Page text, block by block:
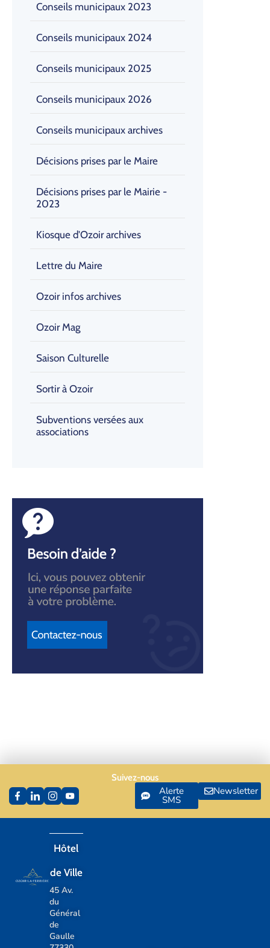
Conseils municipaux 2023
Conseils municipaux 2024
Conseils municipaux 2025
Conseils municipaux 2026
Conseils municipaux archives
Décisions prises par le Maire
Décisions prises par le Mairie -
2023
Kiosque d'Ozoir archives
Lettre du Maire
Ozoir infos archives
Ozoir Mag
Saison Culturelle
Sortir à Ozoir
Subventions versées aux
associations
Hôtel
de Ville
45 Av.
du
Général
de
Gaulle
Suivez-nous
Alerte
SMS
Newsletter